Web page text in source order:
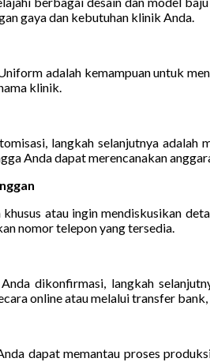
gaya dan kebutuhan klinik Anda.
adalah kemampuan untuk
klinik.
langkah selanjutnya
Anda dapat merencanakan
atau ingin mendiskusikan
nomor telepon yang tersedia.
dikonfirmasi, langkah
online atau melalui transfer
dapat memantau proses